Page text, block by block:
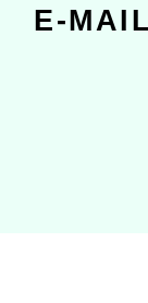
E-MAIL